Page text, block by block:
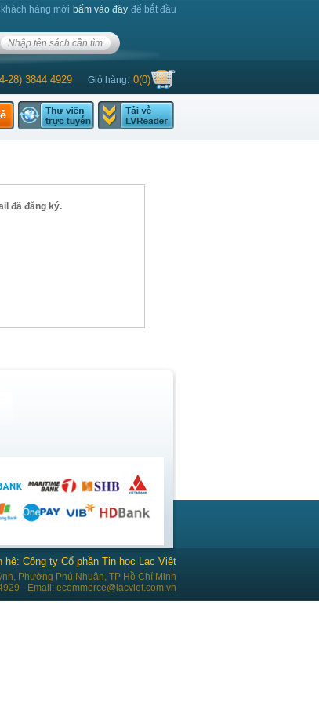
hàng mới bấm vào đây để bắt đầu
28) 3844 4929 Giỏ hàng: 0(0)
đã đăng ký.
hệ: Công ty Cổ phần Tin học Lạc Việt
Phường Phú Nhuận, TP Hồ Chí Minh
- Email: ecommerce@lacviet.com.vn